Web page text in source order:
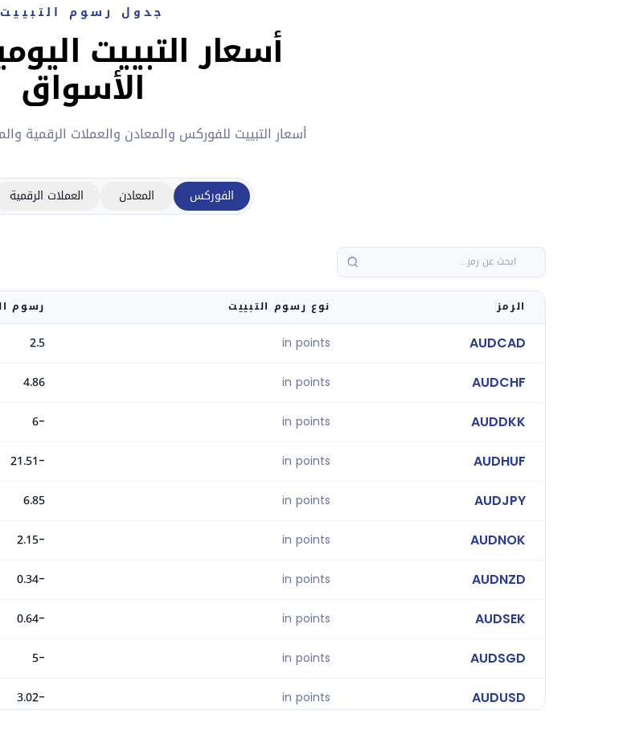
جدول رسوم التبييت
أسعار التبييت
الأسواق
أسعار التبييت للفوركس والمعادن والعملات الرقمية
الفوركس المعادن العملات الرقمية
الرمز نوع رسوم التبييت رسوم
AUDCAD
in points
2.5
AUDCHF
in points
4.86
AUDDKK
in points
-6
AUDHUF
in points
-21.51
AUDJPY
in points
6.85
AUDNOK
in points
-2.15
AUDNZD
in points
-0.34
AUDSEK
in points
-0.64
AUDSGD
in points
-5
AUDUSD
in points
-3.02